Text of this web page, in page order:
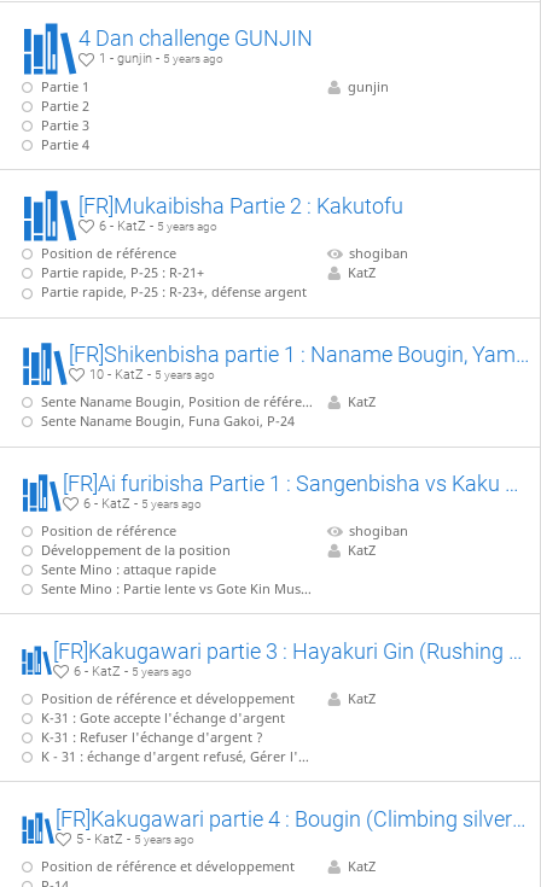
4 Dan challenge GUNJIN
1 - gunjin - 5 years ago
Partie 1
Partie 2
Partie 3
Partie 4
gunjin
[FR]Mukaibisha Partie 2 : Kakutofu
6 - KatZ - 5 years ago
Position de référence
Partie rapide, P-25 : R-21+
Partie rapide, P-25 : R-23+, défense argent
shogiban
KatZ
[FR]Shikenbisha partie 1 : Naname Bougin, Yamada Joseki
10 - KatZ - 5 years ago
Sente Naname Bougin, Position de référence
Sente Naname Bougin, Funa Gakoi, P-24
KatZ
[FR]Ai furibisha Partie 1 : Sangenbisha vs Kaku Koukan Shikenbisha
6 - KatZ - 5 years ago
Position de référence
Développement de la position
Sente Mino : attaque rapide
Sente Mino : Partie lente vs Gote Kin Musou
shogiban
KatZ
[FR]Kakugawari partie 3 : Hayakuri Gin (Rushing silver) vs Koshikake Gin (reclining silver)
6 - KatZ - 5 years ago
Position de référence et développement
K-31 : Gote accepte l'échange d'argent
K-31 : Refuser l'échange d'argent ?
K - 31 : échange d'argent refusé, Gérer l'attaque sur l'argent : S-44 ?
KatZ
[FR]Kakugawari partie 4 : Bougin (Climbing silver) vs Hayakuri Gin (Rushing silver)
5 - KatZ - 5 years ago
Position de référence et développement
KatZ